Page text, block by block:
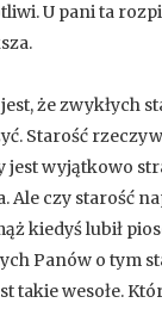
U pani ta
że zwykłych
Starość
jest wyjątkowo
Ale czy starość
kiedyś lubił
Panów o tym
takie wesołe.